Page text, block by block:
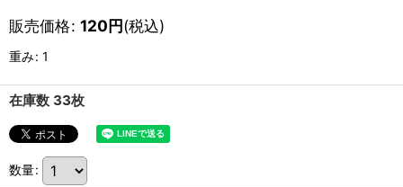
販売価格: 120円(税込)
重み: 1
在庫数 33枚
数量: